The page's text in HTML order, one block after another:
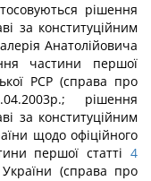
рішення
за конституційним
Анатолійовича
частини першої
РСР (справа про
рішення
за конституційним
щодо офіційного
першої статті 4
(справа про